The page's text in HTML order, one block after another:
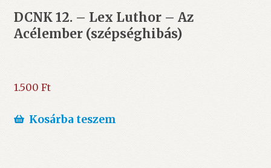
DCNK 12. – Lex Luthor – Az
Acélember (szépséghibás)
1.500 Ft
Kosárba teszem